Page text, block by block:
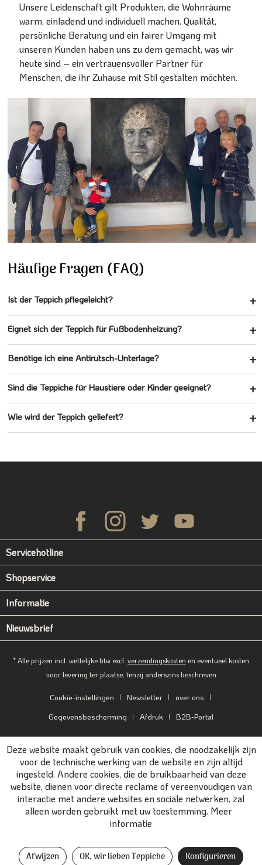
Unsere Leidenschaft gilt Produkten, die Wohnräume
warm, einladend und individuell machen. Qualität,
persönliche Beratung und ein fairer Umgang mit
unseren Kunden haben uns zu dem gemacht, was wir
heute sind – ein vertrauensvoller Partner für
Menschen, die ihr Zuhause mit Stil gestalten möchten.
Häufige Fragen (FAQ)
Ist der Teppich pflegeleicht?
Eignet sich der Teppich für Fußbodenheizung?
Benötige ich eine Antirutsch-Unterlage?
Sind die Teppiche für Haustiere oder Kinder geeignet?
Wie wird der Teppich geliefert?
Servicehotline
Shopservice
Informatie
Nieuwsbrief
* Alle prijzen incl. wettelijke btw excl. verzendingskosten en eventueel kosten
voor levering ter plaatse, tenzij anderszins beschreven
Cookie-instellingen Newsletter
over ons
Gegevensbescherming
Afdruk B2B-Portal
Deze website maakt gebruik van cookies, die noodzakelijk zijn
voor de technische werking van de website en zijn altijd
ingesteld. Andere cookies, die de bruikbaarheid van deze
website, dienen voor directe reclame of vereenvoudigen van
interactie met andere websites en sociale netwerken, zal
alleen worden gebruikt met uw toestemming. Meer
informatie
Afwijzen OK, wir lieben Teppiche Konfigurieren